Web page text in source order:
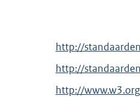
http://
http://
E
http://